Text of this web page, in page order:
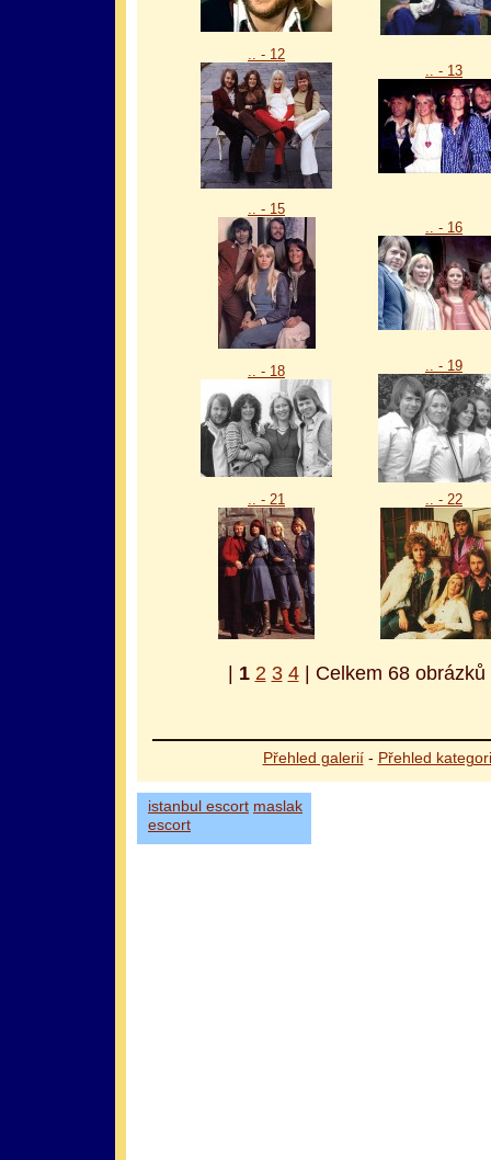
.. - 12
.. - 13
.. - 15
.. - 16
.. - 18 .. - 19
.. - 21 .. - 22
1 2 3 4| Celkem 68 obrázků
Přehled galerií- Přehled
istanbul escort maslak
escort